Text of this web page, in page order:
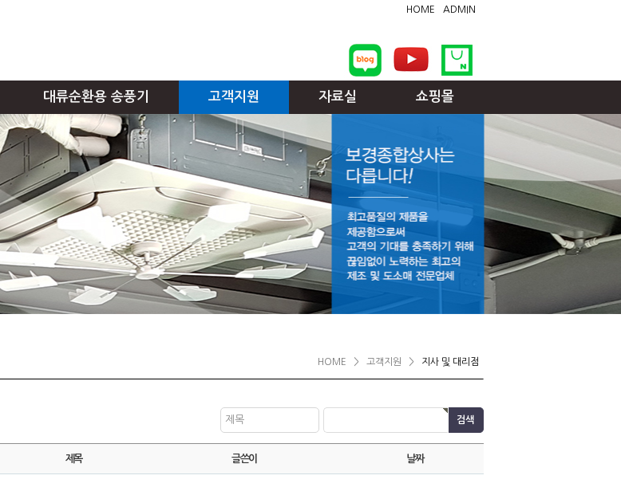
HOME ADMIN
대류순환용 송풍기 고객지원 자료실 쇼핑몰
HOME > 고객지원 > 지사 및 대리점
제목
제목 글쓴이 날짜